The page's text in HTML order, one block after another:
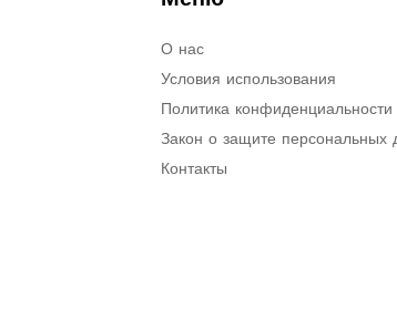
О нас
Условия использования
Политика конфиденциальности
Закон о защите персональных
Контакты